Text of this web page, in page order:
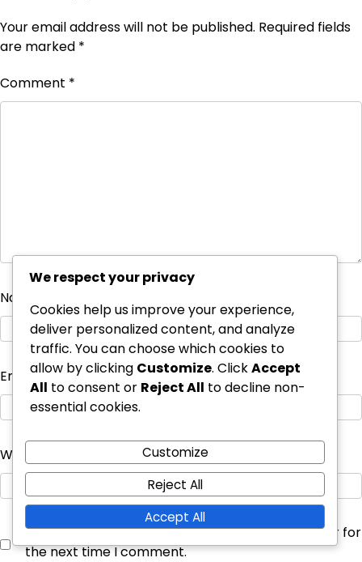
Your email address will not be published. Required fields
are marked *
Comment *
Name
Email*
Website
Save my name, email, and website in this browser for
the next time I comment.
We respect your privacy
Cookies help us improve your experience,
deliver personalized content, and analyze
traffic. You can choose which cookies to
allow by clicking Customize. ClickAccept
All to consent or Reject All to decline non-
essential cookies.
Customize
Reject All
Accept All